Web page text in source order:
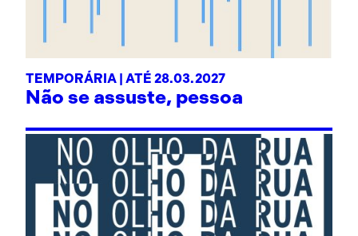
TEMPORÁRIA | ATÉ 28.03.2027
Não se assuste, pessoa